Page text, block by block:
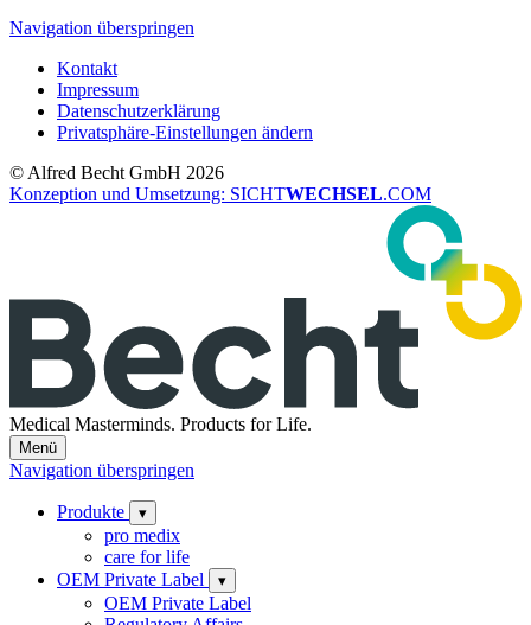
Navigation überspringen
Kontakt
Impressum
Datenschutzerklärung
Privatsphäre-Einstellungen ändern
© Alfred Becht GmbH 2026
Konzeption und Umsetzung: SICHTWECHSEL.COM
Medical Masterminds. Products for Life.
Menü
Navigation überspringen
Produkte ▾
pro medix
care for life
OEM Private Label
▾
OEM Private Label